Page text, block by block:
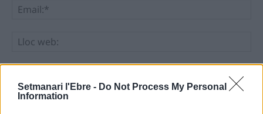
Setmanari l'Ebre - Do Not Process My Personal
Information
aquest navegador per a la propera vegada que comenti.